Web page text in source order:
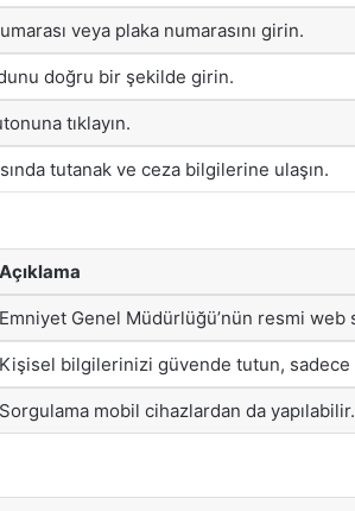
veya plaka numarasını girin.
doğru bir şekilde girin.
tıklayın.
tutanak ve ceza bilgilerine ulaşın.
Açıklama
Emniyet Genel Müdürlüğü’nün resmi web
Kişisel bilgilerinizi güvende tutun, sadece
Sorgulama mobil cihazlardan da yapılabilir.